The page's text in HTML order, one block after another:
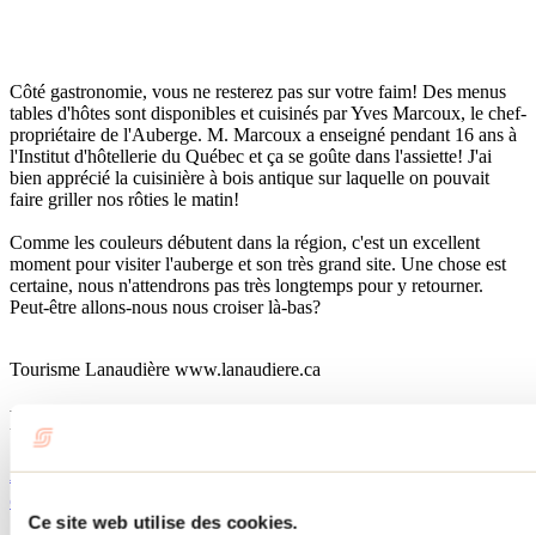
Ce site web utilise des cookies.
Côté gastronomie, vous ne resterez pas sur votre faim! Des menus
tables d'hôtes sont disponibles et cuisinés par Yves Marcoux, le chef-
propriétaire de l'Auberge. M. Marcoux a enseigné pendant 16 ans à
l'Institut d'hôtellerie du Québec et ça se goûte dans l'assiette! J'ai
bien apprécié la cuisinière à bois antique sur laquelle on pouvait
faire griller nos rôties le matin!
Comme les couleurs débutent dans la région, c'est un excellent
moment pour visiter l'auberge et son très grand site. Une chose est
certaine, nous n'attendrons pas très longtemps pour y retourner.
Peut-être allons-nous nous croiser là-bas?
Tourisme Lanaudière www.lanaudiere.ca
Publications reliées
Auberge du Vieux Moulin : cachet rustique et
confort inégalé